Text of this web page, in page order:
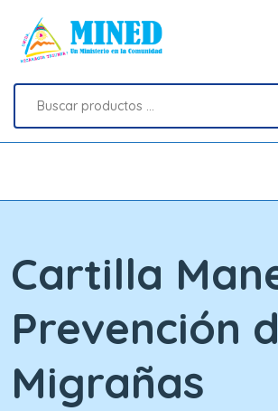
Cartilla
Prevención
Migrañas